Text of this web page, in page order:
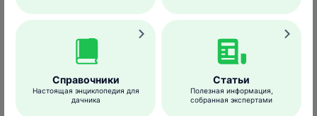
Сроки весенней миграции этих птиц в
разные годы сильно варьируются (с конца
февраля до середины мая). Осенью пролет
гусей можно наблюдать с сентября по
ноябрь. Единичные особи могут остаться
зимовать на транзитных территориях.
Справочники
Настоящая энциклопедия для
дачника
Статьи
Полезная информация,
собранная экспертами